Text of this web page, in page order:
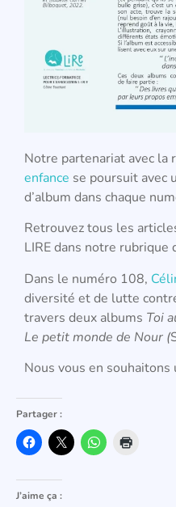
Notre partenariat avec la
enfance se poursuit avec
d’album dans chaque
Retrouvez tous les
LIRE dans notre rubrique
Dans le numéro 108,
diversité et de lutte
travers deux albums Toi
Le petit monde de Nour (
Nous vous en
Partager :
J’aime ça :